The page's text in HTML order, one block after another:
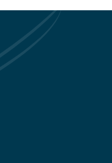
Löchern
der Goethe-
Code
hoch präzise